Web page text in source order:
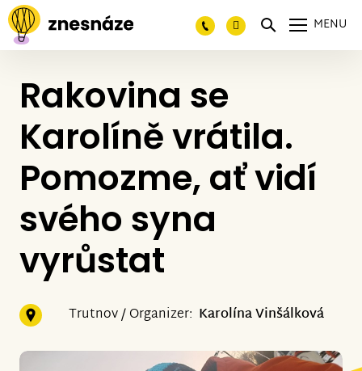
MENU
Rakovina se
Karolíně vrátila.
Pomozme, ať vidí
svého syna
vyrůstat
Trutnov / Organizer: Karolína Vinšálková